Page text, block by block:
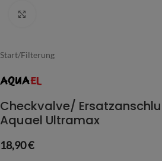
Start/Filterung
Checkvalve/
Aquael Ultramax
18,90€